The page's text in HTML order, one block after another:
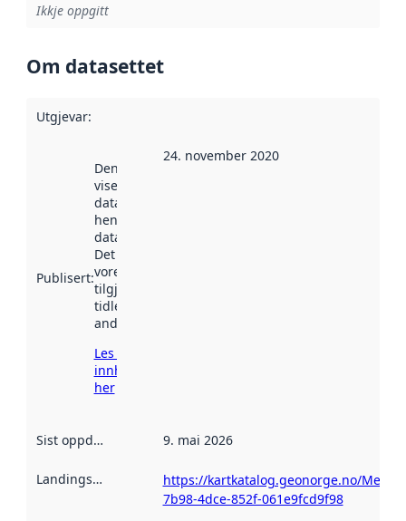
Ikkje oppgitt
Om datasettet
Utgjevar:
Publisert:
Denne datoen
viser når
datasettet vart
henta inn av
data.norge.no.
Det kan ha
vore
tilgjengeleg
tidlegare
andre stader.
Les meir om
innhenting
her
24. november 2020
Sist oppdatert 9. mai 2026
Landingsside
https://kartkatalog.geonorge.no/
7b98-4dce-852f-061e9fcd9f98